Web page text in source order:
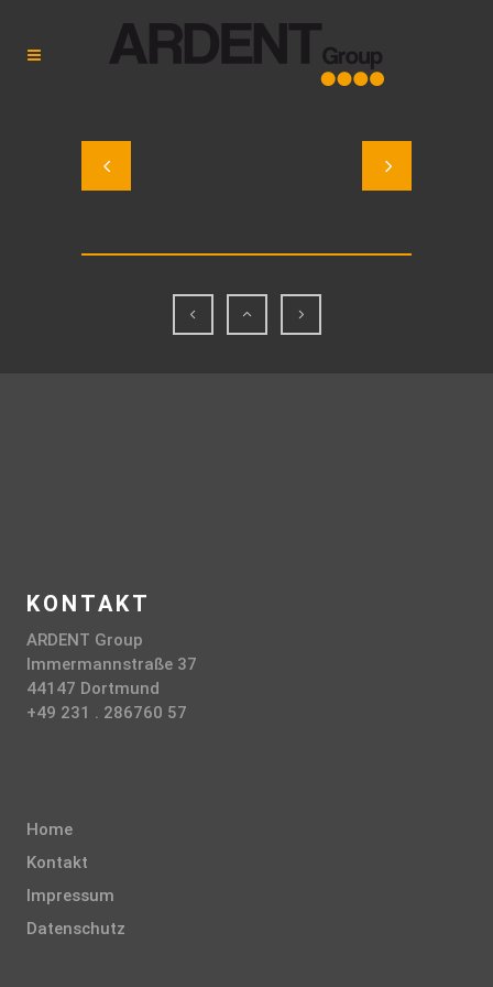
KONTAKT
ARDENT Group
Immermannstraße 37
44147 Dortmund
+49 231 . 286760 57
Home
Kontakt
Impressum
Datenschutz